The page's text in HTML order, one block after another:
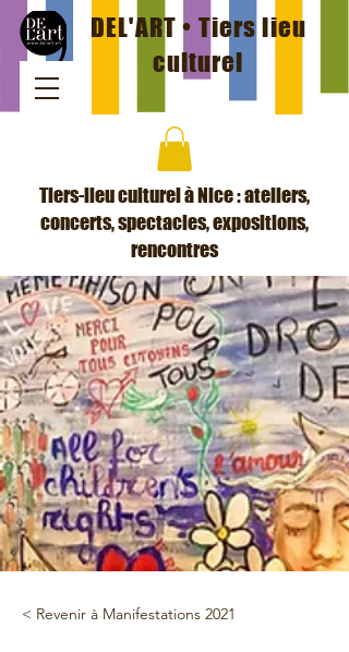
DEL'ART • Tiers lieu
culturel
Tiers-lieu culturel à Nice : ateliers,
concerts, spectacles, expositions,
rencontres
< Revenir à Manifestations 2021